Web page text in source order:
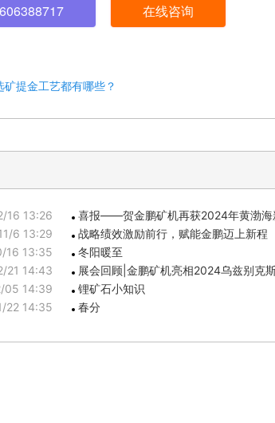
在线咨询
矿提金工艺都有哪些？
16 13:26
6 13:29
16 13:35
21 14:43
05 14:39
22 14:35
喜报——贺金鹏矿机再获2024年黄渤
战略绩效激励前行，赋能金鹏迈上新程
冬阳暖至
展会回顾|金鹏矿机亮相2024乌兹别克
锂矿石小知识
春分